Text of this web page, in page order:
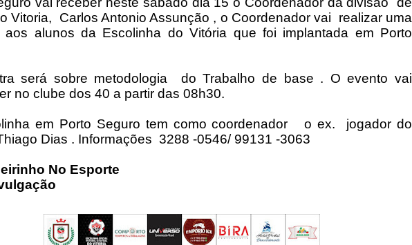
Vitoria, Carlos Antonio Assunção , o Coordenador vai realizar uma
aos alunos da Escolinha do Vitória que foi implantada em Porto
será sobre metodologia do Trabalho de base . O evento vai
no clube dos 40 a partir das 08h30.
em Porto Seguro tem como coordenador o ex. jogador do
Dias . Informações 3288 -0546/ 99131 -3063
No Esporte